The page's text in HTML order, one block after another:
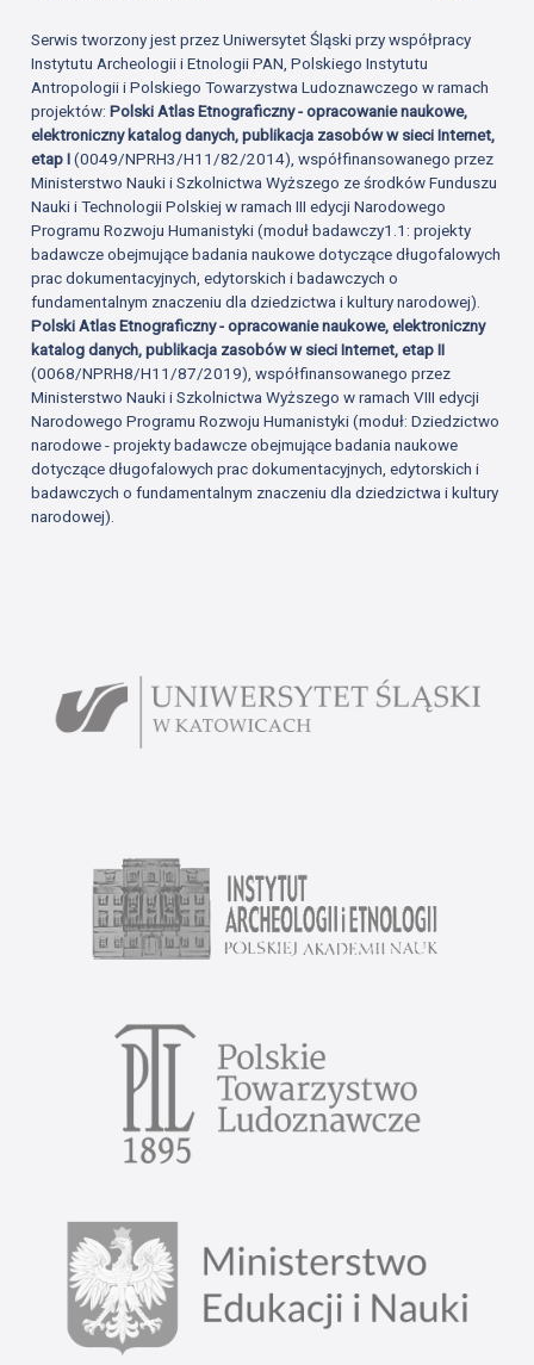
Serwis tworzony jest przez Uniwersytet Śląski przy współpracy
Instytutu Archeologii i Etnologii PAN, Polskiego Instytutu
Antropologii i Polskiego Towarzystwa Ludoznawczego w ramach
projektów:Polski Atlas Etnograficzny - opracowanie naukowe,
elektroniczny katalog danych, publikacja zasobów w sieci Internet,
etap I(0049/NPRH3/H11/82/2014), współfinansowanego przez
Ministerstwo Nauki i Szkolnictwa Wyższego ze środków Funduszu
Nauki i Technologii Polskiej w ramach III edycji Narodowego
Programu Rozwoju Humanistyki (moduł badawczy1.1: projekty
badawcze obejmujące badania naukowe dotyczące długofalowych
prac dokumentacyjnych, edytorskich i badawczych o
fundamentalnym znaczeniu dla dziedzictwa i kultury narodowej).
Polski Atlas Etnograficzny - opracowanie naukowe, elektroniczny
katalog danych, publikacja zasobów w sieci Internet, etap II
(0068/NPRH8/H11/87/2019), współfinansowanego przez
Ministerstwo Nauki i Szkolnictwa Wyższego w ramach VIII edycji
Narodowego Programu Rozwoju Humanistyki (moduł: Dziedzictwo
narodowe - projekty badawcze obejmujące badania naukowe
dotyczące długofalowych prac dokumentacyjnych, edytorskich i
badawczych o fundamentalnym znaczeniu dla dziedzictwa i kultury
narodowej).